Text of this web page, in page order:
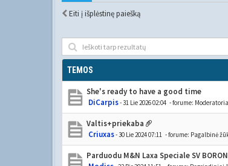
Eiti į išplėstinę paiešką
TEMOS
She's ready to have a good time
DiCarpis- 31 Lie 2026 02:04 - forume:
Valtis+priekaba
Criuxas- 30 Lie 2024 07:11 - forume: Pagalbinė
Parduodu M&N Laxa Speciale SV